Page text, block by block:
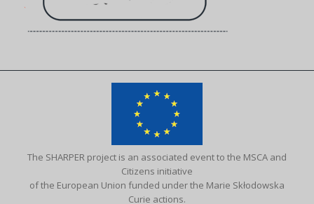
The SHARPER project is an associated event to the MSCA and
Citizens initiative
of the European Union funded under the Marie Skłodowska
Curie actions.